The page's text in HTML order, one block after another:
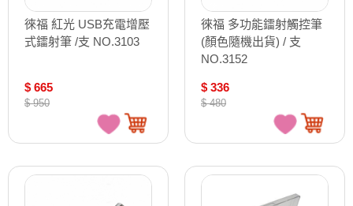
徠福 紅光 USB充電增壓
式鐳射筆 /支 NO.3103
$ 665
$ 950
徠福 多功能鐳射觸控筆
(顏色隨機出貨) / 支
NO.3152
$ 336
$ 480